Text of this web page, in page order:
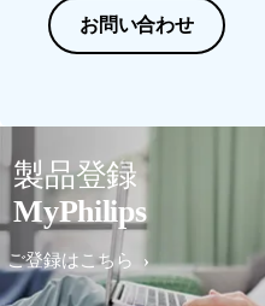
お問い合わせ
製品登録
MyPhilips
ご登録はこちら